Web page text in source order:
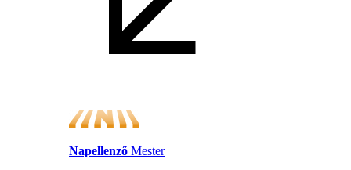
Napellenző Mester